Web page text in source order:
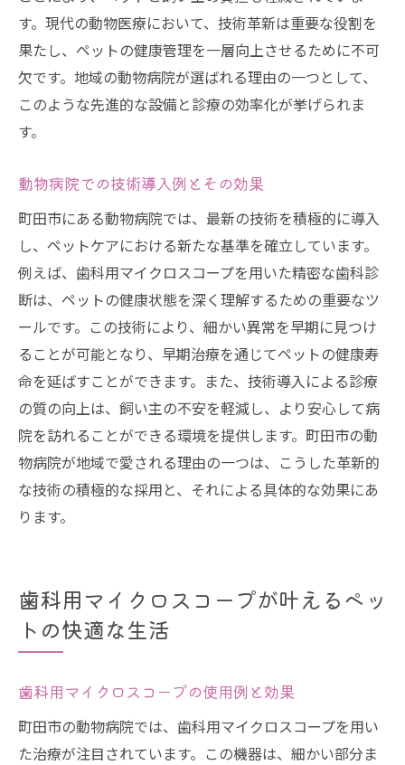
す。現代の動物医療において、技術革新は重要な役割を
果たし、ペットの健康管理を一層向上させるために不可
欠です。地域の動物病院が選ばれる理由の一つとして、
このような先進的な設備と診療の効率化が挙げられま
す。
動物病院での技術導入例とその効果
町田市にある動物病院では、最新の技術を積極的に導入
し、ペットケアにおける新たな基準を確立しています。
例えば、歯科用マイクロスコープを用いた精密な歯科診
断は、ペットの健康状態を深く理解するための重要なツ
ールです。この技術により、細かい異常を早期に見つけ
ることが可能となり、早期治療を通じてペットの健康寿
命を延ばすことができます。また、技術導入による診療
の質の向上は、飼い主の不安を軽減し、より安心して病
院を訪れることができる環境を提供します。町田市の動
物病院が地域で愛される理由の一つは、こうした革新的
な技術の積極的な採用と、それによる具体的な効果にあ
ります。
歯科用マイクロスコープが叶えるペッ
トの快適な生活
歯科用マイクロスコープの使用例と効果
町田市の動物病院では、歯科用マイクロスコープを用い
た治療が注目されています。この機器は、細かい部分ま